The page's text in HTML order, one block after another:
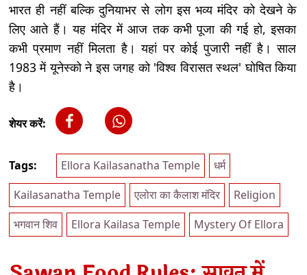
भारत ही नहीं बल्कि दुनियाभर से लोग इस भव्य मंदिर को देखने के
लिए आते हैं। यह मंदिर में आज तक कभी पूजा की गई हो, इसका
कभी प्रमाण नहीं मिलता है। यहां पर कोई पुजारी नहीं है। साल
1983 में यूनेस्को ने इस जगह को 'विश्व विरासत स्थल' घोषित किया
है।
शेयर करें:
Tags: Ellora Kailasanatha Temple
धर्म
Kailasanatha Temple
एलोरा का कैलाश मंदिर
Religion
भगवान शिव
Ellora Kailasa Temple Mystery Of Ellora